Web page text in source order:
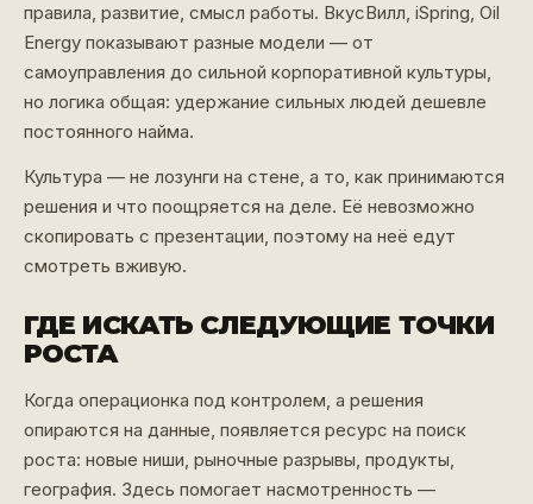
правила, развитие, смысл работы. ВкусВилл, iSpring, Oil
Energy показывают разные модели — от
самоуправления до сильной корпоративной культуры,
но логика общая: удержание сильных людей дешевле
постоянного найма.
Культура — не лозунги на стене, а то, как принимаются
решения и что поощряется на деле. Её невозможно
скопировать с презентации, поэтому на неё едут
смотреть вживую.
ГДЕ ИСКАТЬ СЛЕДУЮЩИЕ ТОЧКИ
РОСТА
Когда операционка под контролем, а решения
опираются на данные, появляется ресурс на поиск
роста: новые ниши, рыночные разрывы, продукты,
география. Здесь помогает насмотренность —